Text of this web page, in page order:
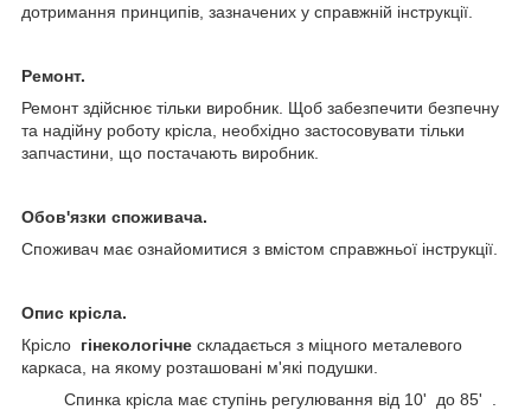
дотримання принципів, зазначених у справжній інструкції.
Ремонт.
Ремонт здійснює тільки виробник. Щоб забезпечити безпечну
та надійну роботу крісла, необхідно застосовувати тільки
запчастини, що постачають виробник.
Обов'язки споживача.
Споживач має ознайомитися з вмістом справжньої інструкції.
Опис крісла.
Крісло гінекологічне складається з міцного металевого
каркаса, на якому розташовані м'які подушки.
Спинка крісла має ступінь регулювання від 10' до 85' .